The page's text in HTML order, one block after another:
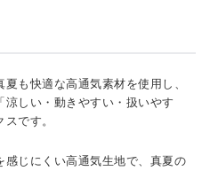
も快適な高通気素材を使用し、
しい・動きやすい・扱いやす
です。
感じにくい高通気生地で、真夏の